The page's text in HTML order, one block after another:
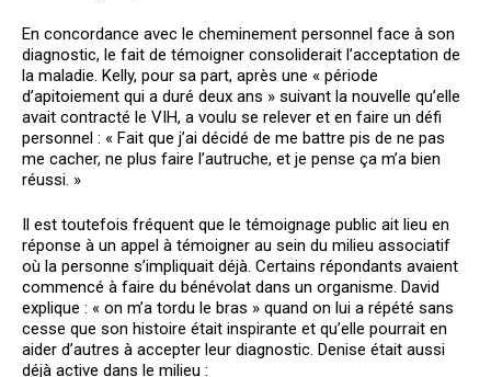
En concordance avec le cheminement personnel face à son
diagnostic, le fait de témoigner consoliderait l’acceptation de
la maladie. Kelly, pour sa part, après une « période
d’apitoiement qui a duré deux ans » suivant la nouvelle qu’elle
avait contracté le VIH, a voulu se relever et en faire un défi
personnel : « Fait que j’ai décidé de me battre pis de ne pas
me cacher, ne plus faire l’autruche, et je pense ça m’a bien
réussi. »
Il est toutefois fréquent que le témoignage public ait lieu en
réponse à un appel à témoigner au sein du milieu associatif
où la personne s’impliquait déjà. Certains répondants avaient
commencé à faire du bénévolat dans un organisme. David
explique : « on m’a tordu le bras » quand on lui a répété sans
cesse que son histoire était inspirante et qu’elle pourrait en
aider d’autres à accepter leur diagnostic. Denise était aussi
déjà active dans le milieu :